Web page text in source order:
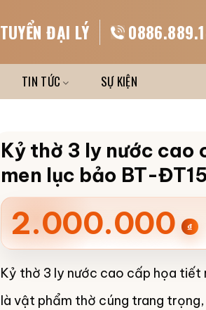
TUYỂN ĐẠI LÝ
TIN TỨC SỰ KIỆN
Kỷ thờ 3 ly nước cao
men lục bảo BT-
2.000.000 ₫
Kỷ thờ 3 ly nước cao cấp họa
là vật phẩm thờ cúng trang